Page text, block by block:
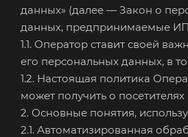
данных» (далее — Закон о
данных, предпринимаемые
1.1. Оператор ставит своей
его персональных данных, в
1.2. Настоящая политика
может получить о посетителях
2. Основные понятия,
2.1. Автоматизированная